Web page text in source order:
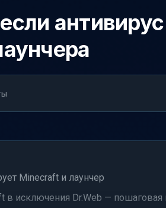
Minecraft и лаунчер
в исключения Dr.Web — пошаговая